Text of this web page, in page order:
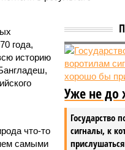
Уже не до
Государство
сигналы, к
прислушаться
года,
историю
что-то
самыми